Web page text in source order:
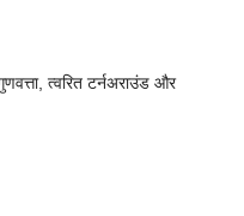
त्वरित टर्नअराउंड और